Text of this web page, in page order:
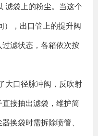
滤袋上的粉尘。当这个
），出口管上的提升阀
滤状态，各箱依次按
大口径脉冲阀，反吹射
接抽出滤袋，维护简
换袋时需拆除喷管、